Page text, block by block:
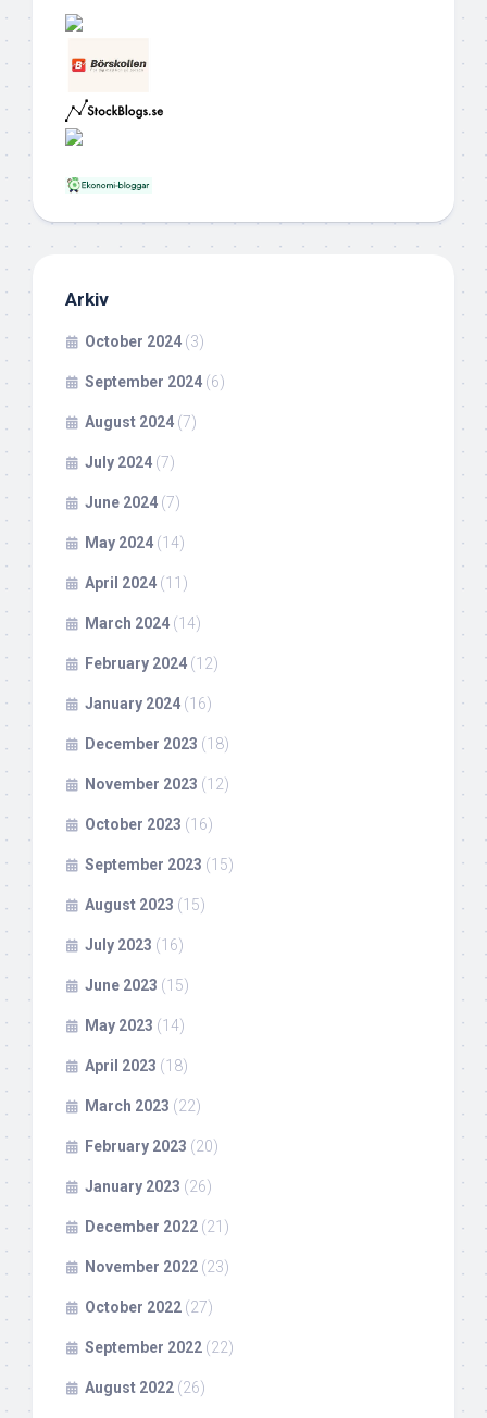
Arkiv
October 2024 (3)
September 2024 (6)
August 2024 (7)
July 2024 (7)
June 2024 (7)
May 2024 (14)
April 2024 (11)
March 2024 (14)
February 2024 (12)
January 2024 (16)
December 2023 (18)
November 2023 (12)
October 2023 (16)
September 2023 (15)
August 2023 (15)
July 2023 (16)
June 2023 (15)
May 2023 (14)
April 2023 (18)
March 2023 (22)
February 2023 (20)
January 2023 (26)
December 2022 (21)
November 2022 (23)
October 2022 (27)
September 2022 (22)
August 2022 (26)